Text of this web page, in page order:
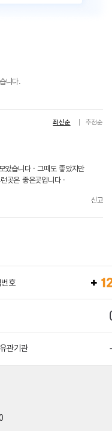
니다.
최신순 추천순
았습니다ㆍ그때도 좋았지만
곳은 좋은곳입니다ㆍ
신고
호
유관기관